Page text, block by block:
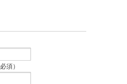
須）